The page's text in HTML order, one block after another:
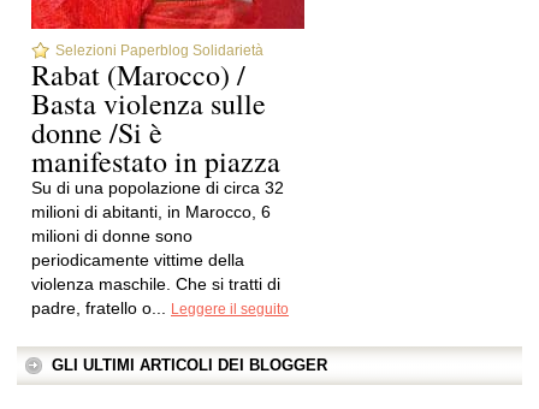
Selezioni Paperblog Solidarietà
Rabat (Marocco) /
Basta violenza sulle
donne /Si è
manifestato in piazza
Su di una popolazione di circa 32
milioni di abitanti, in Marocco, 6
milioni di donne sono
periodicamente vittime della
violenza maschile. Che si tratti di
padre, fratello o...
Leggere il seguito
GLI ULTIMI ARTICOLI DEI BLOGGER